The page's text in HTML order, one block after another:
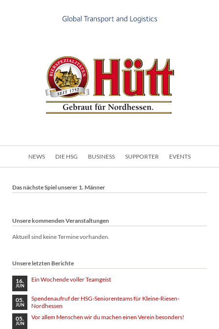
NEWS DIE HSG BUSINESS SUPPORTER EVENTS
Das nächste Spiel unserer 1. Männer
Unsere kommenden Veranstaltungen
Aktuell sind keine Termine vorhanden.
Unsere letzten Berichte
16.
JUN
Ein Wochende voller Teamgeist
05.
JUN
Spendenaufruf der HSG-Seniorenteams für Kleine-Riesen-
Nordhessen
05.
JUN
Vor allem Menschen wir du machen einen Verein besonders!